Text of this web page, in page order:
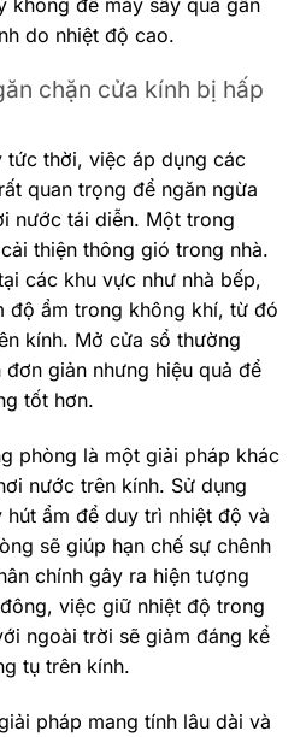
do nhiệt độ cao.
chặn cửa kính bị hấp
tức thời, việc áp dụng các
quan trọng để ngăn ngừa
nước tái diễn. Một trong
thiện thông gió trong nhà.
các khu vực như nhà bếp,
độ ẩm trong không khí, từ đó
kính. Mở cửa sổ thường
giản nhưng hiệu quả để
tốt hơn.
phòng là một giải pháp khác
nước trên kính. Sử dụng
hút ẩm để duy trì nhiệt độ và
sẽ giúp hạn chế sự chênh
chính gây ra hiện tượng
việc giữ nhiệt độ trong
ngoài trời sẽ giảm đáng kể
tụ trên kính.
pháp mang tính lâu dài và